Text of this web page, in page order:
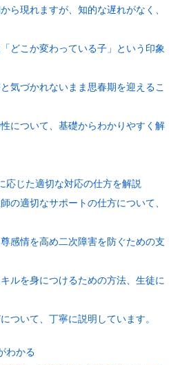
ら現れますが、知的な遅れがなく、
どこか変わっている子」という印象
気づかれないまま思春期を迎えるこ
について、基礎からわかりやすく解
応じた適切な対応の仕方を解説
の適切なサポートの仕方について、
感情を高め二次障害を防ぐための支
ルを身につけるための方法、生徒に
ついて、丁寧に説明しています。
わかる